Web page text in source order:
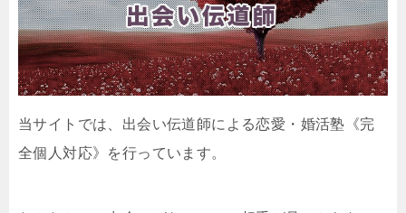
当サイトでは、出会い伝道師による恋愛・婚活塾《完
全個人対応》を行っています。